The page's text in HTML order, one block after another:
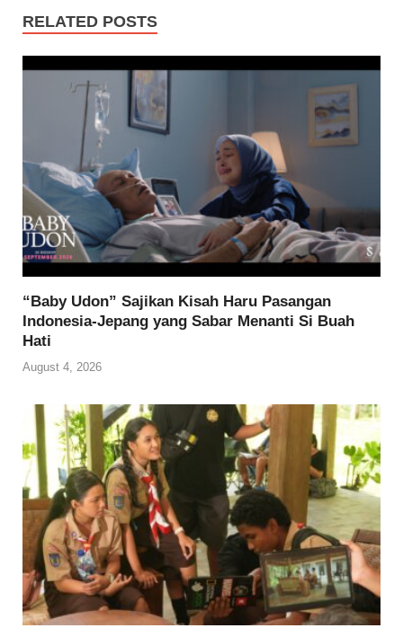
RELATED POSTS
“Baby Udon” Sajikan Kisah Haru Pasangan
Indonesia-Jepang yang Sabar Menanti Si Buah
Hati
August 4, 2026